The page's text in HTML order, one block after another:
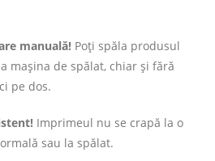
manuală! Poți spăla produsul
mașina de spălat, chiar și fără
pe dos.
Imprimeul nu se crapă la o
sau la spălat.